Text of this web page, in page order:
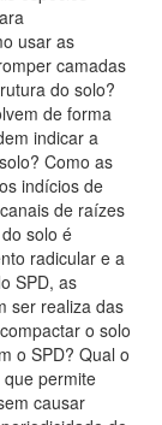
usar as
camadas
do solo?
de forma
indicar a
Como as
indícios de
de raízes
solo é
radicular e a
SPD, as
ser realiza das
o solo
o SPD? Qual o
permite
causar